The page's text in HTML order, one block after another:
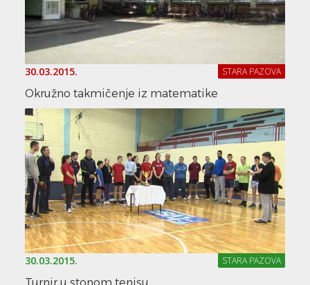
30.03.2015. STARA PAZOVA
Okružno takmičenje iz matematike
30.03.2015. STARA PAZOVA